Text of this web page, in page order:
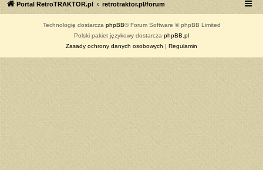
Portal RetroTRAKTOR.pl retrotraktor.pl/forum
Technologię dostarcza phpBB® Forum Software © phpBB Limited
Polski pakiet językowy dostarcza phpBB.pl
Zasady ochrony danych osobowych | Regulamin